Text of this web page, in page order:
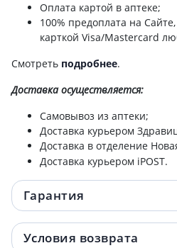
Оплата картой в аптеке;
100% предоплата на
карткой Visa/Mastercard
Смотреть подробнее.
Доставкаосуществляется:
Самовывоз из аптеки;
Доставка курьером
Доставка в отделение
Доставка курьером iPOST.
Гарантия
Условия возврата